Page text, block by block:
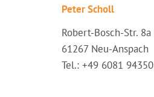
Peter Scholl
Robert-Bosch-Str. 8a
61267 Neu-Anspach
Tel.: +49 6081 94350